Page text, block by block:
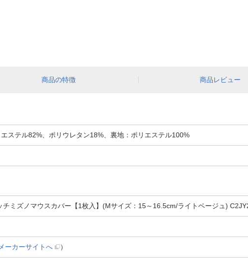
商品の特徴 商品レビュー
エステル82%、ポリウレタン18%、裏地：ポリエステル100%
チミズノマウスカバー【1枚入】(Mサイズ：15～16.5cm/ライトベージュ)
メーカーサイトへ ）